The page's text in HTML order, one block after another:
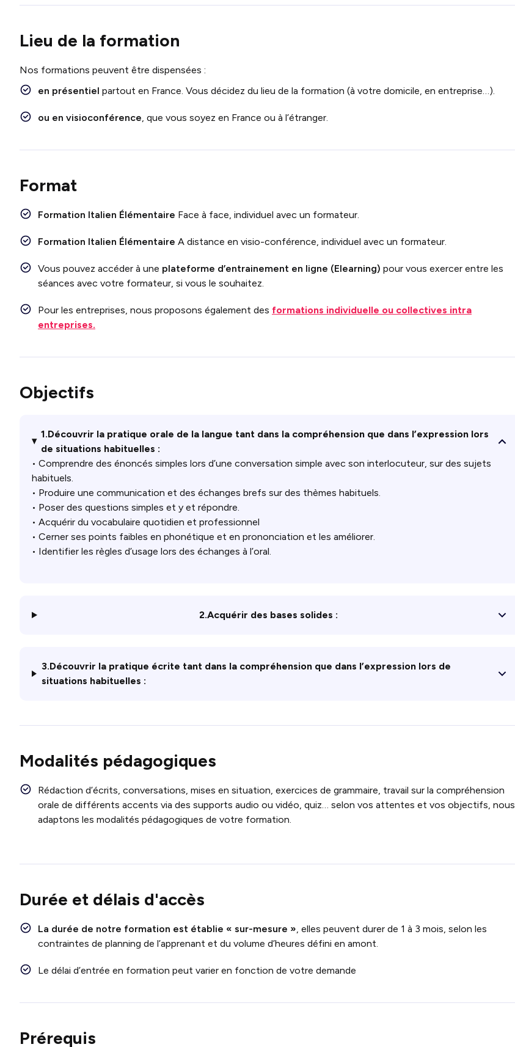
Lieu de la formation
Nos formations peuvent être dispensées :
en présentiel partout en France. Vous décidez du lieu de la formation (à votre domicile, en entreprise…).
ou en visioconférence, que vous soyez en France ou à l’étranger.
Format
Formation Italien Élémentaire Face à face, individuel avec un formateur.
Formation Italien Élémentaire A distance en visio-conférence, individuel avec un formateur.
Vous pouvez accéder à une plateforme d’entrainement en ligne (Elearning) pour vous exercer entre les
séances avec votre formateur, si vous le souhaitez.
Pour les entreprises, nous proposons également des formations individuelle ou collectives intra
entreprises.
Objectifs
1.Découvrir la pratique orale de la langue tant dans la compréhension que dans l’expression lors
de situations habituelles :
• Comprendre des énoncés simples lors d’une conversation simple avec son interlocuteur, sur des sujets
habituels.
• Produire une communication et des échanges brefs sur des thèmes habituels.
• Poser des questions simples et y et répondre.
• Acquérir du vocabulaire quotidien et professionnel
• Cerner ses points faibles en phonétique et en prononciation et les améliorer.
• Identifier les règles d’usage lors des échanges à l’oral.
2.Acquérir des bases solides :
3.Découvrir la pratique écrite tant dans la compréhension que dans l’expression lors de
situations habituelles :
Modalités pédagogiques
Rédaction d’écrits, conversations, mises en situation, exercices de grammaire, travail sur la compréhension
orale de différents accents via des supports audio ou vidéo, quiz… selon vos attentes et vos objectifs, nous
adaptons les modalités pédagogiques de votre formation.
Durée et délais d'accès
La durée de notre formation est établie « sur-mesure », elles peuvent durer de 1 à 3 mois, selon les
contraintes de planning de l’apprenant et du volume d’heures défini en amont.
Le délai d’entrée en formation peut varier en fonction de votre demande
Prérequis